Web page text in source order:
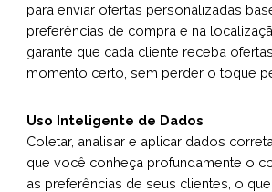
para enviar ofertas personalizadas
preferências de compra e na
garante que cada cliente receba
momento certo, sem perder o toque
Uso Inteligente de Dados
Coletar, analisar e aplicar dados
que você conheça profundamente o
as preferências de seus clientes, o